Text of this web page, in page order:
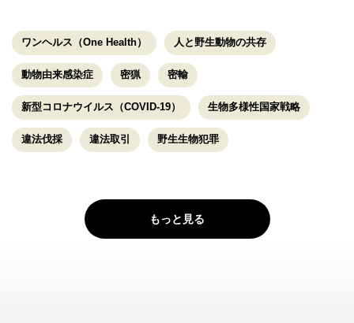
ワンヘルス（One Health） 人と野生動物の共存
動物由来感染症 密猟 密輸
新型コロナウイルス（COVID-19） 生物多様性国家戦略
違法伐採 違法取引 野生生物犯罪
もっと見る